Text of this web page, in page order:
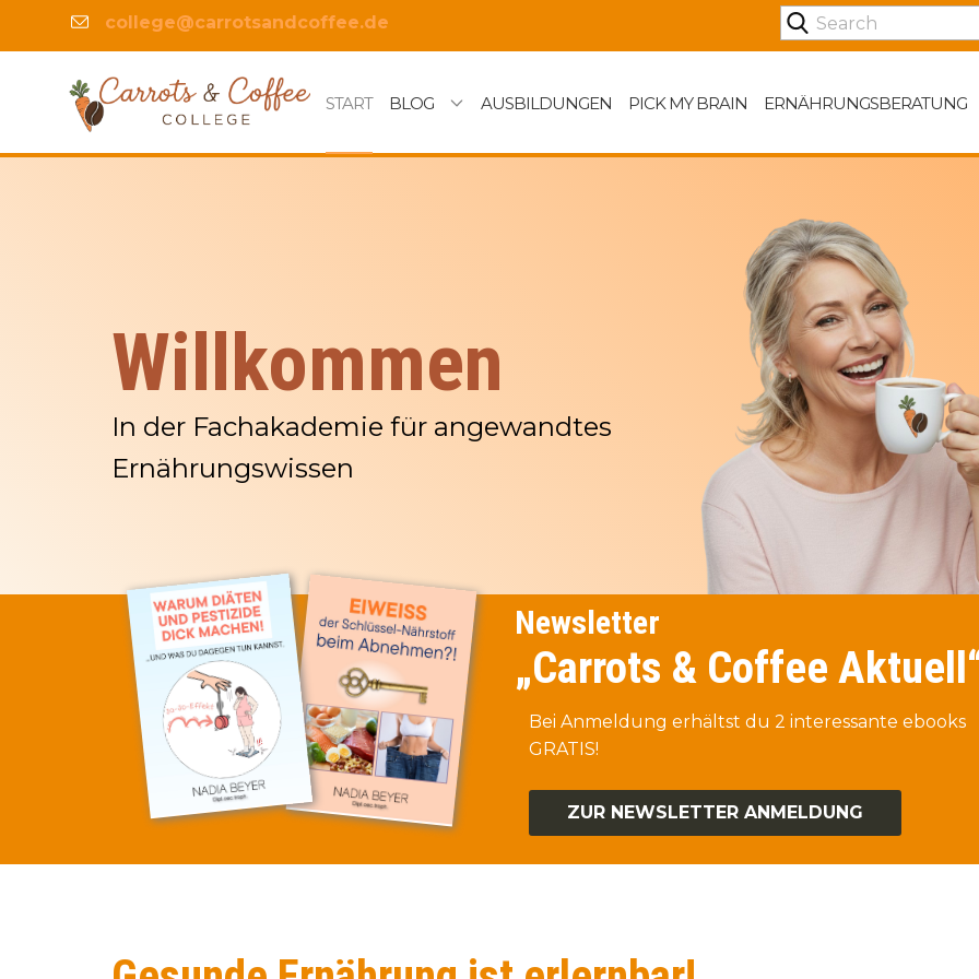
college@carrotsandcoffee.de
START BLOG AUSBILDUNGEN PICK MY BRAIN ERNÄHRUNGSBERATUNG
In der Fachakademie für angewandtes
Ernährungswissen
Willkommen
Newsletter
„Carrots & Coffee
Bei Anmeldung erhältst du 2 interessante ebooks
GRATIS!
ZUR NEWSLETTER ANMELDUNG